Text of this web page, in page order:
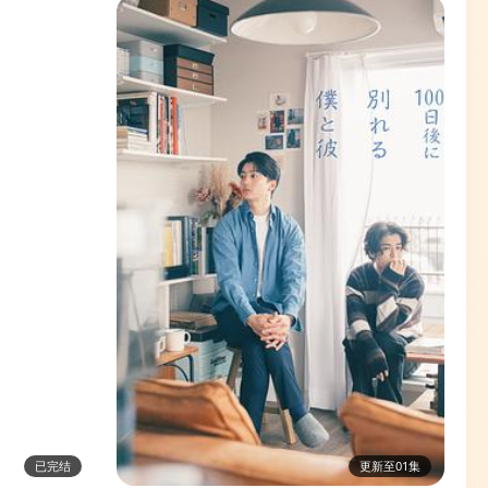
已完结 更新至01集